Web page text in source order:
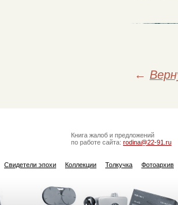
←
Книга жалоб и предложений
по работе сайта: rodina@22-91.ru
Свидетели эпохи Коллекции Толкучка Фотоархив